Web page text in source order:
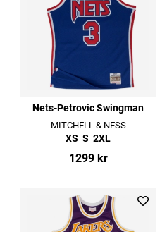
Nets-Petrovic Swingman
MITCHELL & NESS
XS S 2XL
1299 kr